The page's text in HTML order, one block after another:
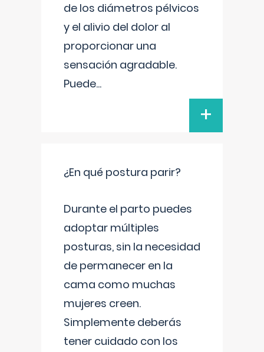
de los diámetros pélvicos
y el alivio del dolor al
proporcionar una
sensación agradable.
Puede...
+
¿En qué postura parir?
Durante el parto puedes
adoptar múltiples
posturas, sin la necesidad
de permanecer en la
cama como muchas
mujeres creen.
Simplemente deberás
tener cuidado con los